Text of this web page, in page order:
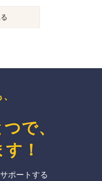
で、
す ！
ポートする